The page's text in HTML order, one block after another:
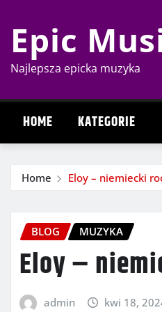
content
Epic
Najlepsza epicka muzyka
HOME KATEGORIE
Home Eloy – niemiecki
BLOG MUZYKA
Eloy –
admin kwi 18,